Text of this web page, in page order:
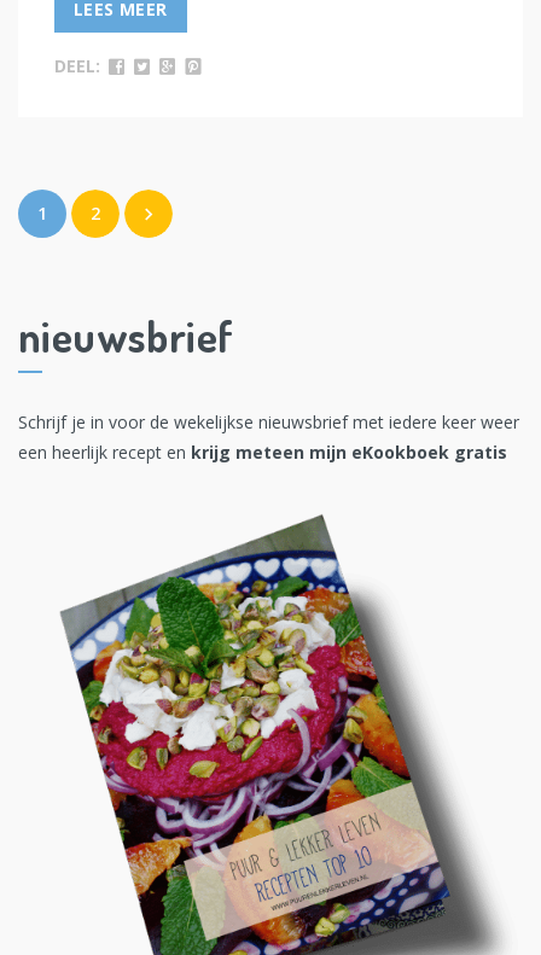
LEES MEER
DEEL:
1 2
nieuwsbrief
Schrijf je in voor de wekelijkse nieuwsbrief met iedere keer weer
een heerlijk recept en krijg meteen mijn eKookboek gratis